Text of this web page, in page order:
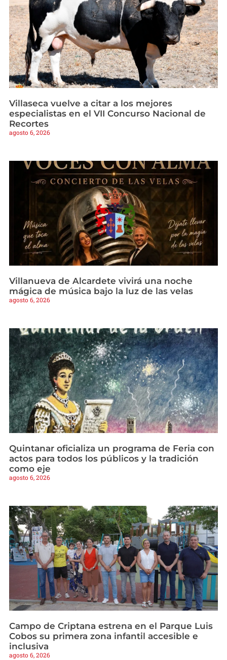
Villaseca vuelve a citar a los mejores
especialistas en el VII Concurso Nacional de
Recortes
agosto 6, 2026
Villanueva de Alcardete vivirá una noche
mágica de música bajo la luz de las velas
agosto 6, 2026
Quintanar oficializa un programa de Feria con
actos para todos los públicos y la tradición
como eje
agosto 6, 2026
Campo de Criptana estrena en el Parque Luis
Cobos su primera zona infantil accesible e
inclusiva
agosto 6, 2026